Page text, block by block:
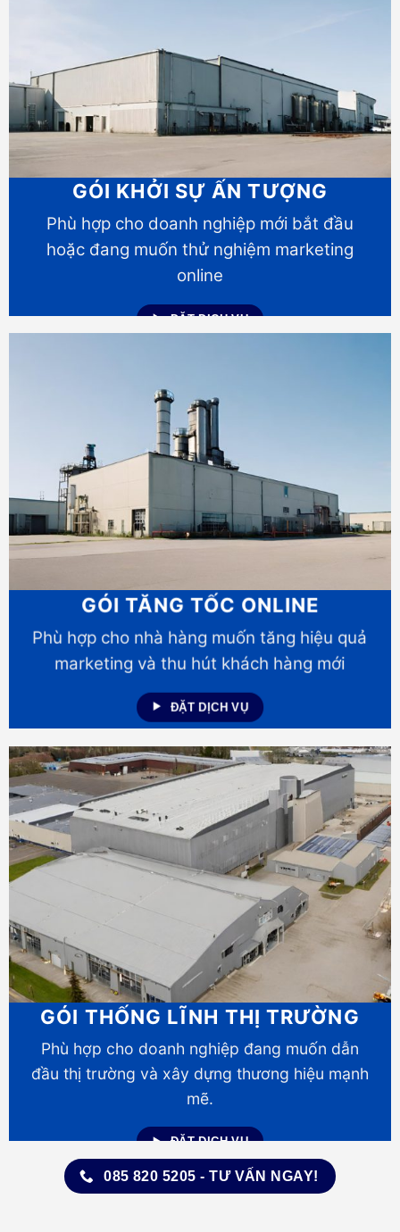
GÓI KHỞI SỰ ẤN TƯỢNG
Phù hợp cho doanh nghiệp mới bắt đầu
hoặc đang muốn thử nghiệm marketing
online
ĐẶT DỊCH VỤ
GÓI TĂNG TỐC ONLINE
Phù hợp cho nhà hàng muốn tăng hiệu quả
marketing và thu hút khách hàng mới
ĐẶT DỊCH VỤ
GÓI THỐNG LĨNH THỊ TRƯỜNG
Phù hợp cho doanh nghiệp đang muốn dẫn
đầu thị trường và xây dựng thương hiệu mạnh
mẽ.
ĐẶT DỊCH VỤ
085 820 5205 - TƯ VẤN NGAY!